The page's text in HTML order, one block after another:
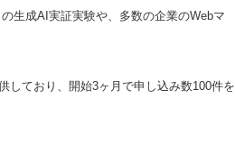
生成AI実証実験や、多数の企業のWebマ
しており、開始3ヶ月で申し込み数100件を